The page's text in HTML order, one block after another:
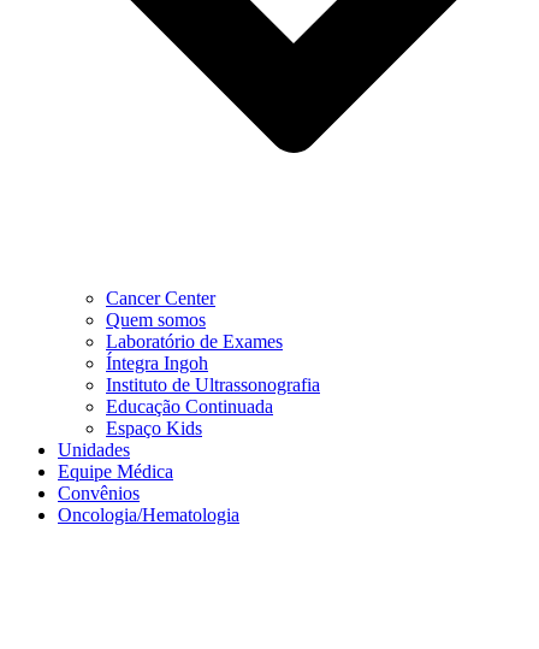
Cancer Center
Quem somos
Laboratório de Exames
Íntegra Ingoh
Instituto de Ultrassonografia
Educação Continuada
Espaço Kids
Unidades
Equipe Médica
Convênios
Oncologia/Hematologia